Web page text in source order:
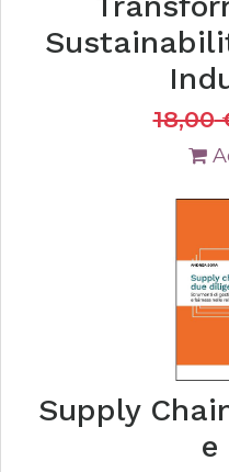
18,00
Supply
e